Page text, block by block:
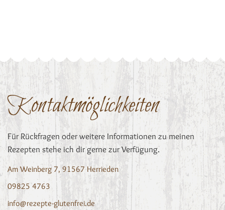
Kontaktmöglichkeiten
Für Rückfragen oder weitere Informationen zu meinen
Rezepten stehe ich dir gerne zur Verfügung.
Am Weinberg 7, 91567 Herrieden
09825 4763
info@rezepte-glutenfrei.de